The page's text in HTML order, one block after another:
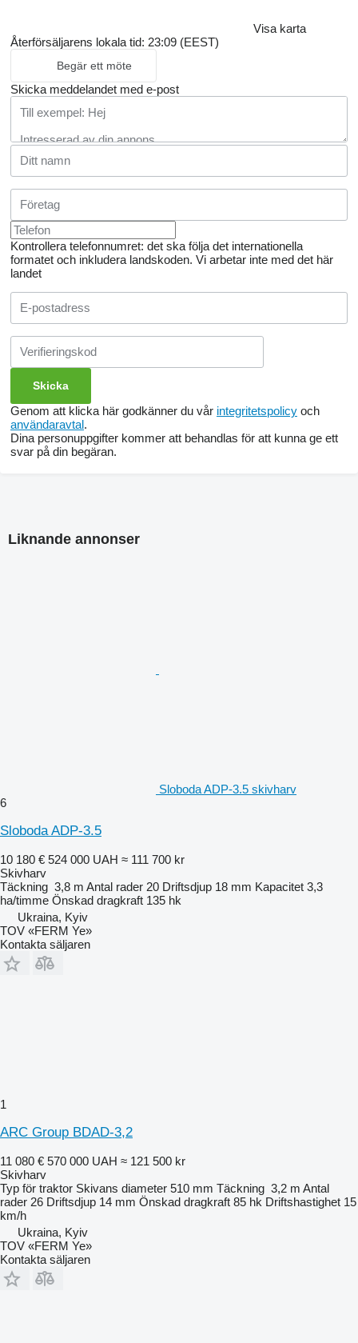
Visa karta
Återförsäljarens lokala tid: 23:09 (EEST)
Begär ett möte
Skicka meddelandet med e-post
Kontrollera telefonnumret: det ska följa det internationella
formatet och inkludera landskoden. Vi arbetar inte med det här
landet
Genom att klicka här godkänner du vår integritetspolicy och
användaravtal.
Dina personuppgifter kommer att behandlas för att kunna ge ett
svar på din begäran.
Liknande annonser
Sloboda ADP-3.5 skivharv
6
Sloboda ADP-3.5
10 180 € 524 000 UAH ≈ 111 700 kr
Skivharv
Täckning 3,8 m Antal rader 20 Driftsdjup 18 mm Kapacitet 3,3
ha/timme Önskad dragkraft 135 hk
Ukraina, Kyiv
TOV «FERM Ye»
Kontakta säljaren
1
ARC Group BDAD-3,2
11 080 € 570 000 UAH ≈ 121 500 kr
Skivharv
Typ för traktor Skivans diameter 510 mm Täckning 3,2 m Antal
rader 26 Driftsdjup 14 mm Önskad dragkraft 85 hk Driftshastighet 15
km/h
Ukraina, Kyiv
TOV «FERM Ye»
Kontakta säljaren